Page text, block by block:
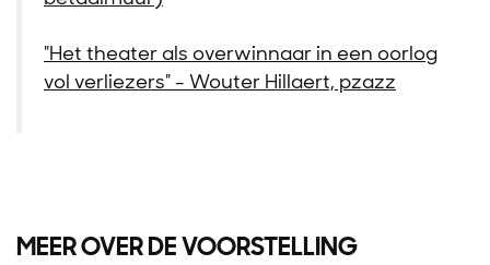
"Het theater als overwinnaar in een oorlog
vol verliezers" - Wouter Hillaert, pzazz
MEER OVER DE VOORSTELLING